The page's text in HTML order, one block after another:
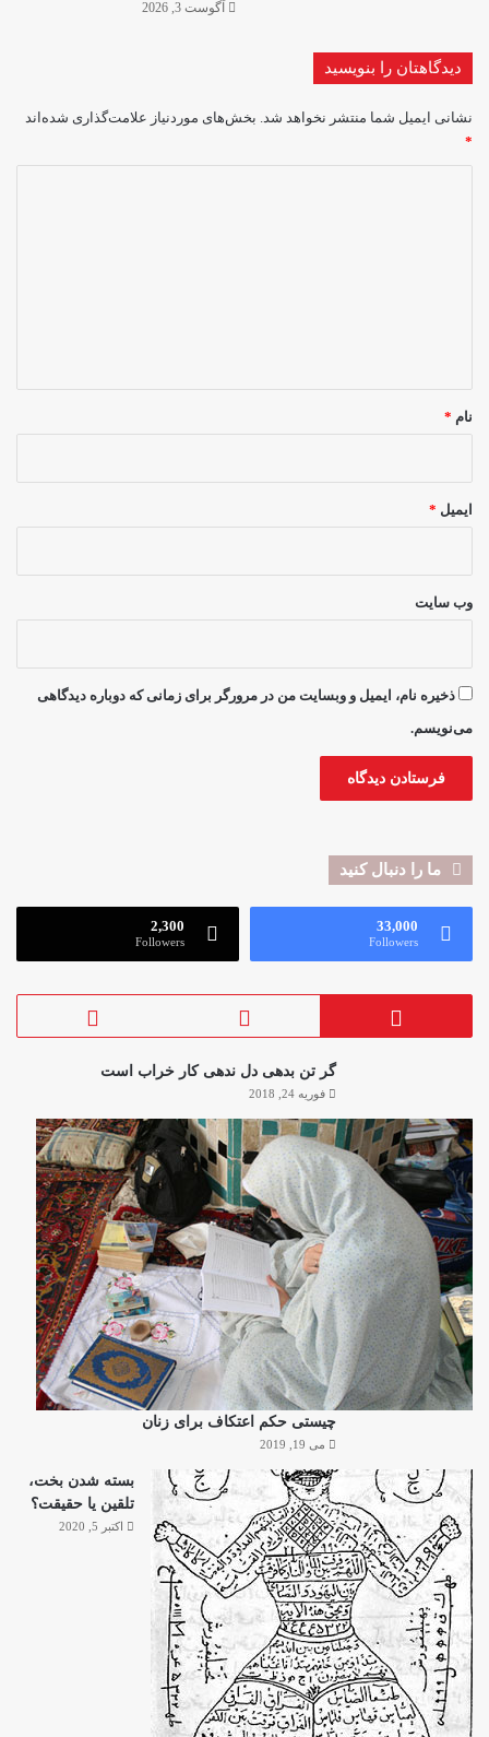
آگوست 3, 2026
دیدگاهتان را بنویسید
نشانی ایمیل شما منتشر نخواهد شد. بخش‌های موردنیاز علامت‌گذاری شده‌اند
*
نام *
ایمیل *
وب‌ سایت
ذخیره نام، ایمیل و وبسایت من در مرورگر برای زمانی که دوباره دیدگاهی
می‌نویسم.
ما را دنبال کنید
33,000
Followers
2,300
Followers
گر تن بدهی دل ندهی کار خراب است
فوریه 24, 2018
چیستی حکم اعتکاف برای زنان
می 19, 2019
بسته شدن بخت،
تلقین یا حقیقت؟
اکتبر 5, 2020